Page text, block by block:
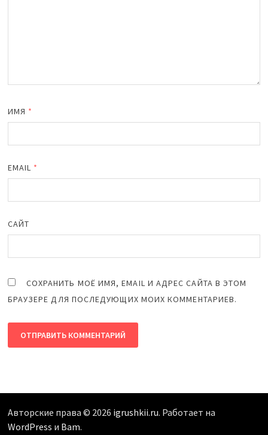
ИМЯ *
EMAIL *
САЙТ
СОХРАНИТЬ МОЁ ИМЯ, EMAIL И АДРЕС САЙТА В ЭТОМ
БРАУЗЕРЕ ДЛЯ ПОСЛЕДУЮЩИХ МОИХ КОММЕНТАРИЕВ.
Авторские права © 2026 igrushkii.ru. Работает на
WordPress и Bam.